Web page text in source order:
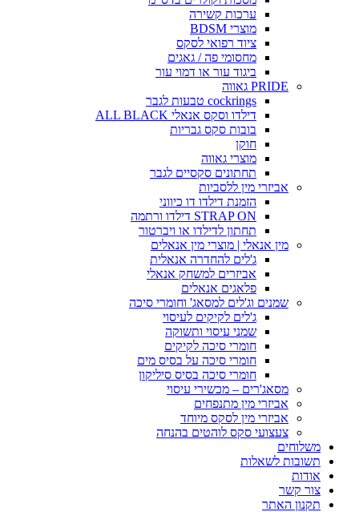
ערכות קשירה
מוצרי BDSM
ציוד רפואי לסקס
מחסומי פה / גאגים
ביגוד עור או דמוי עור
PRIDE גאווה
cockrings טבעות לגבר
דילדו וסקס אנאלי ALL BLACK
בובות סקס גבריות
חוקן
מוצרי גאווה
תחתונים סקסיים לגבר
אביזרי מין ללסביות
הזמנת דילדו דו כיווני
STRAP ON דילדו ורתמה
תחתון לדילדו או ויברטור
מין אנאלי | מוצרי מין אנאלים
ג'לים להחדרה אנאלית
אביזרים למשחק אנאלי
פלאגים אנאלים
שמנים וג'לים למסאג' וחומרי סיכה
ג'לים לקיקים לעיסוי
שמני עיסוי ותשוקה
חומרי סיכה לקיקים
חומרי סיכה על בסיס מים
חומרי סיכה בסיס סיליקון
מסאג'רים – מכשירי עיסוי
אביזרי מין מתנפחים
אביזרי מין לסקס מיוחד
צעצועי סקס לוהטים בהנחה
משלוחים
תשובות לשאלות
אודות
צור קשר
תקנון האתר